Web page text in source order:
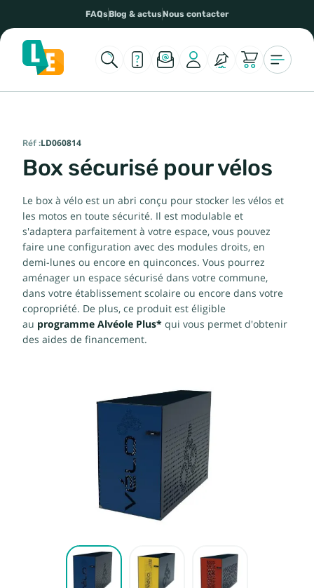
FAQsBlog & actusNous contacter
Réf :LD060814
Box sécurisé pour vélos
Le box à vélo est un abri conçu pour stocker les vélos et
les motos en toute sécurité. Il est modulable et
s'adaptera parfaitement à votre espace, vous pouvez
faire une configuration avec des modules droits, en
demi-lunes ou encore en quinconces. Vous pourrez
aménager un espace sécurisé dans votre commune,
dans votre établissement scolaire ou encore dans votre
copropriété. De plus, ce produit est éligible
au programme Alvéole Plus* qui vous permet d'obtenir
des aides de financement.